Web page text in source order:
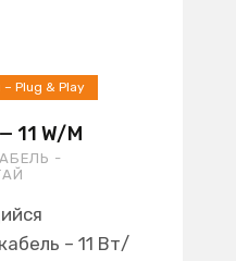
Plug & Play
11 W/M
-
– 11 Вт/